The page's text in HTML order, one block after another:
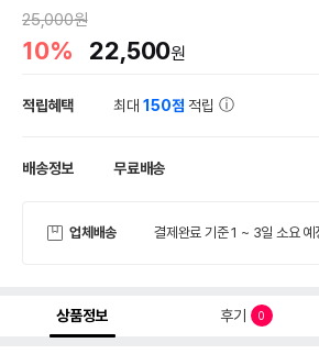
25,000원
10% 22,500원
적립혜택 최대150점 적립
배송정보 무료배송
업체배송 결제완료 기준 1 ~ 3일 소요 예
상품정보 후기 0